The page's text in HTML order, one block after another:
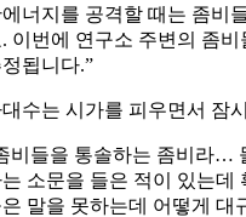
너지를 공격할 때는 좀비
이번에 연구소 주변의 좀
됩니다.”
수는 시가를 피우면서 잠
비들을 통솔하는 좀비라…
소문을 들은 적이 있는데
말을 못하는데 어떻게 대